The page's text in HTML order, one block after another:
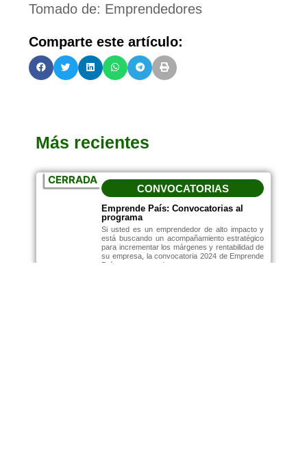
Tomado de: Emprendedores
Comparte este artículo:
Más recientes
CERRADA
CONVOCATORIAS
Emprende País: Convocatorias al
programa
Si usted es un emprendedor de alto impacto y
está buscando un acompañamiento estratégico
para incrementar los márgenes y rentabilidad de
su empresa, la convocatoria 2024 de Emprende
País es para usted.